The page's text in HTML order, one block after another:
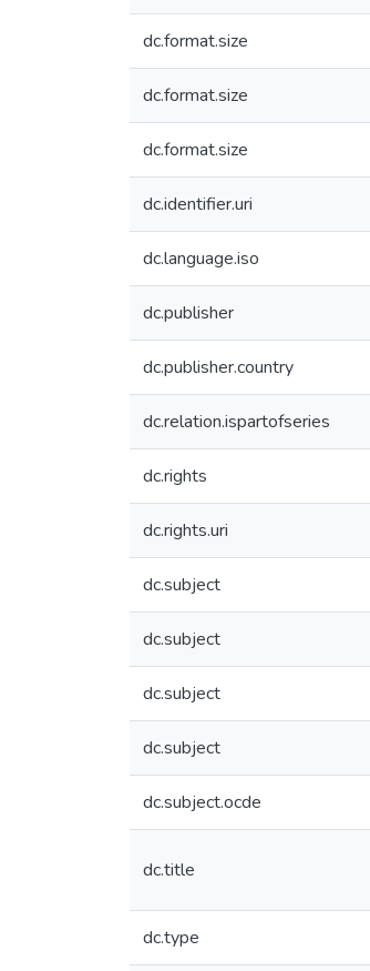
dc.format.size
dc.format.size
dc.format.size
dc.identifier.uri
dc.language.iso
dc.publisher
dc.publisher.country
dc.relation.ispartofseries
dc.rights
dc.rights.uri
dc.subject
dc.subject
dc.subject
dc.subject
dc.subject.ocde
dc.title
dc.type